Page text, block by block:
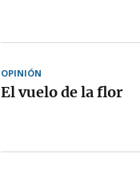
OPINIÓN
El vuelo de la flor